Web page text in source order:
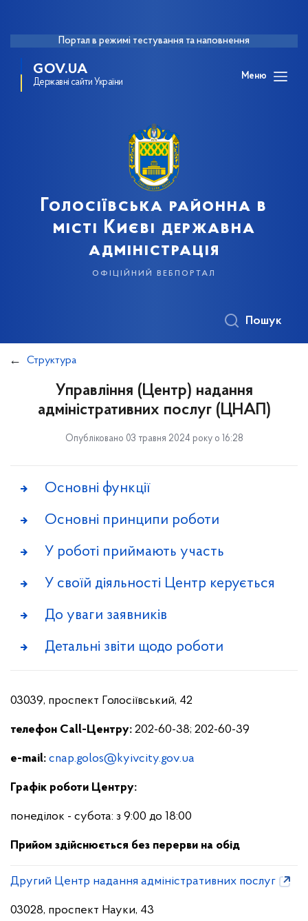
Портал в режимі тестування та наповнення
GOV.UA
Державні сайти України
Меню
Голосіївська районна в
місті Києві державна
адміністрація
офіційний вебпортал
Пошук
Структура
Управління (Центр) надання
адміністративних послуг (ЦНАП)
Опубліковано 03 травня 2024 року о 16:28
Основні функції
Основні принципи роботи
У роботі приймають участь
У своїй діяльності Центр керується
До уваги заявників
Детальні звіти щодо роботи
03039, проспект Голосіївський, 42
телефон Сall-Центру: 202-60-38; 202-60-39
e-mail: cnap.golos@kyivcity.gov.ua
Графік роботи Центру:
понеділок - субота: з 9:00 до 18:00
Прийом здійснюється без перерви на обід
Другий Центр надання адміністративних послуг
03028, проспект Науки, 43